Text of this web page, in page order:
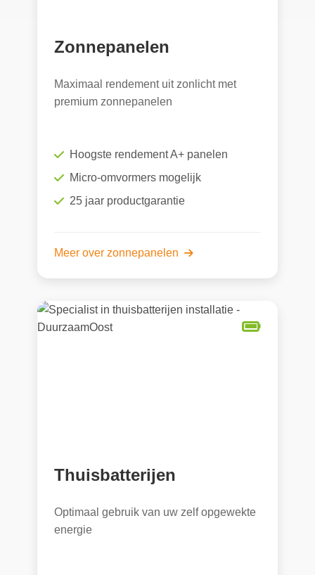
Zonnepanelen
Maximaal rendement uit zonlicht met
premium zonnepanelen
Hoogste rendement A+ panelen
Micro-omvormers mogelijk
25 jaar productgarantie
Meer over zonnepanelen
Thuisbatterijen
Optimaal gebruik van uw zelf opgewekte
energie